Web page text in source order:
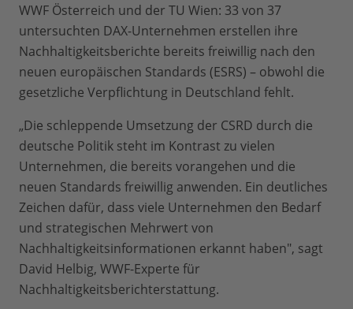
WWF Österreich und der TU Wien: 33 von 37
untersuchten DAX-Unternehmen erstellen ihre
Nachhaltigkeitsberichte bereits freiwillig nach den
neuen europäischen Standards (ESRS) – obwohl die
gesetzliche Verpflichtung in Deutschland fehlt.
„Die schleppende Umsetzung der CSRD durch die
deutsche Politik steht im Kontrast zu vielen
Unternehmen, die bereits vorangehen und die
neuen Standards freiwillig anwenden. Ein deutliches
Zeichen dafür, dass viele Unternehmen den Bedarf
und strategischen Mehrwert von
Nachhaltigkeitsinformationen erkannt haben", sagt
David Helbig, WWF-Experte für
Nachhaltigkeitsberichterstattung.